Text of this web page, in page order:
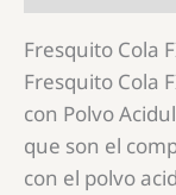
Fresquito Cola
Fresquito Cola
con Polvo
que son el
con el polvo